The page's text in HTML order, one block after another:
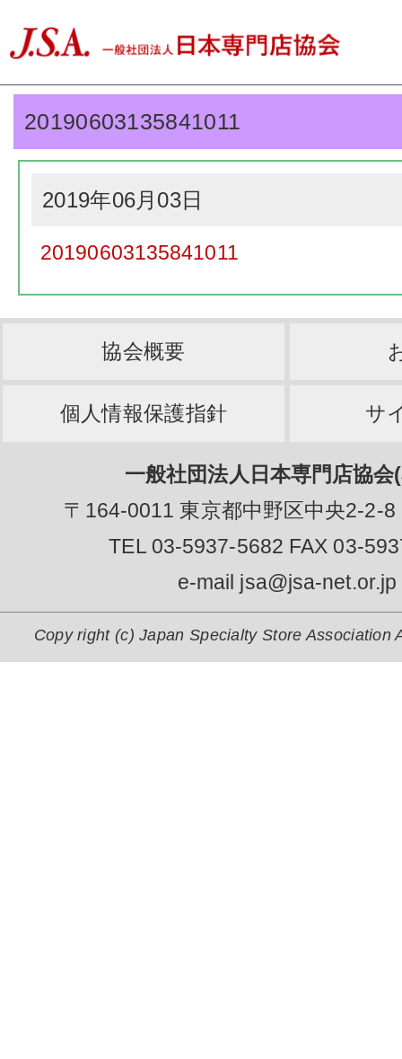
20190603135841011
2019年06月03日
20190603135841011
協会概要
個人情報保護指針 サ
一般社団法人日本専門店協
〒164-0011 東京都中野区中央2-2-
TEL 03-5937-5682 FAX 03-
e-mail jsa@jsa-net.or.jp
Copy right (c) Japan Specialty Store Association